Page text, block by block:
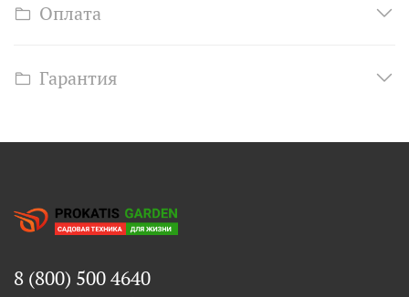
Оплата
Гарантия
8 (800) 500 4640